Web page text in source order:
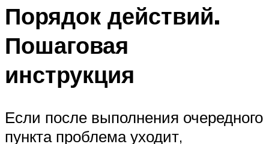
Порядок действий.
Пошаговая
инструкция
Если после выполнения очередного
пункта проблема уходит,